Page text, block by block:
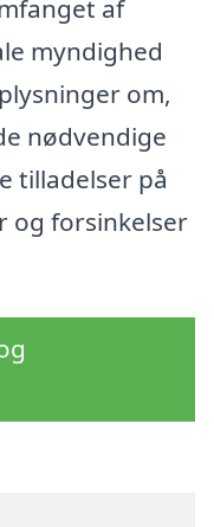
af
myndighed
om,
nødvendige
tilladelser på
og forsinkelser